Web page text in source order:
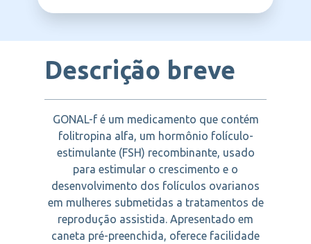
Descrição breve
GONAL-f é um medicamento que contém
folitropina alfa, um hormônio folículo-
estimulante (FSH) recombinante, usado
para estimular o crescimento e o
desenvolvimento dos folículos ovarianos
em mulheres submetidas a tratamentos de
reprodução assistida. Apresentado em
caneta pré-preenchida, oferece facilidade